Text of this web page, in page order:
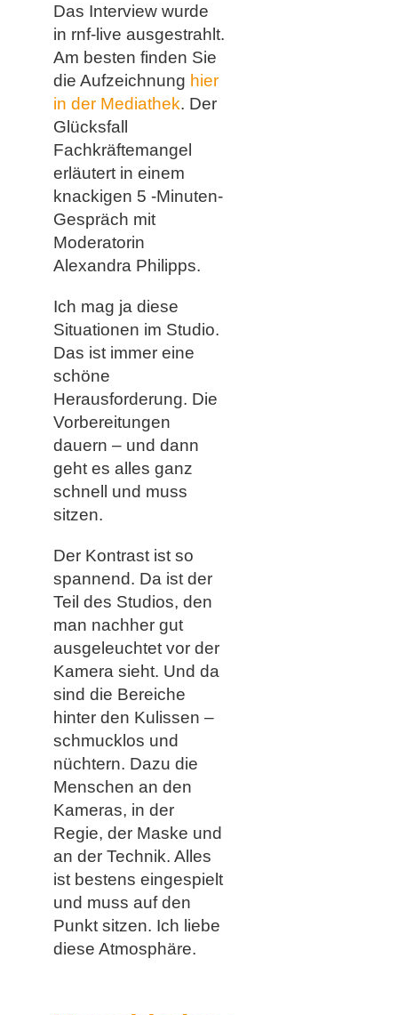
Das Interview wurde
in rnf-live ausgestrahlt.
Am besten finden Sie
die Aufzeichnung hier
in der Mediathek. Der
Glücksfall
Fachkräftemangel
erläutert in einem
knackigen 5 -Minuten-
Gespräch mit
Moderatorin
Alexandra Philipps.
Ich mag ja diese
Situationen im Studio.
Das ist immer eine
schöne
Herausforderung. Die
Vorbereitungen
dauern – und dann
geht es alles ganz
schnell und muss
sitzen.
Der Kontrast ist so
spannend. Da ist der
Teil des Studios, den
man nachher gut
ausgeleuchtet vor der
Kamera sieht. Und da
sind die Bereiche
hinter den Kulissen –
schmucklos und
nüchtern. Dazu die
Menschen an den
Kameras, in der
Regie, der Maske und
an der Technik. Alles
ist bestens eingespielt
und muss auf den
Punkt sitzen. Ich liebe
diese Atmosphäre.